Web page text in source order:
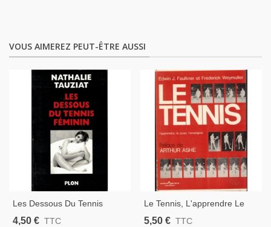
VOUS AIMEREZ PEUT-ÊTRE AUSSI
Les Dessous Du Tennis
Féminin, Nathalie Tauziat,
4,50 € TTC
Le Tennis, L'apprendre Le
Jouer L'enseigner, Ed
5,50 € TTC